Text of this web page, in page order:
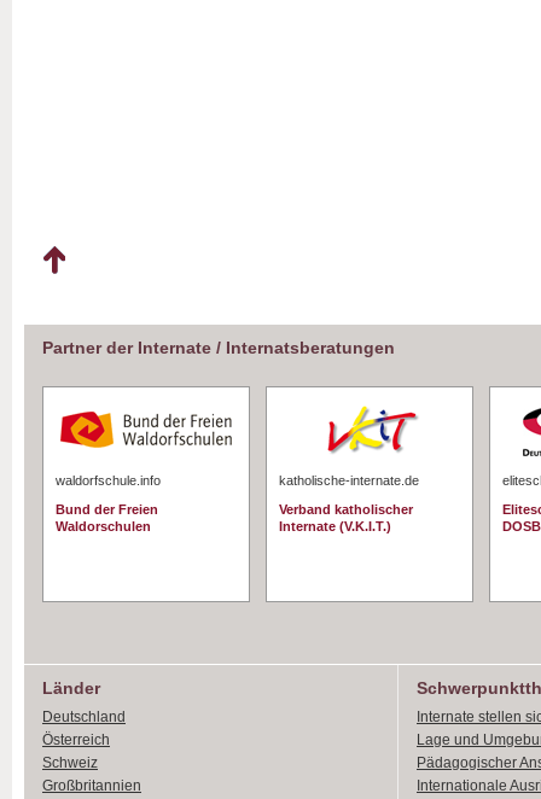
Partner der Internate / Internatsberatungen
waldorfschule.info
Bund der Freien
Waldorschulen
katholische-internate.de
Verband katholischer
Internate (V.K.I.T.)
DOSB
Länder
Deutschland
Österreich
Schweiz
Großbritannien
Internate stellen
Lage und
Pädagogischer
Internationale